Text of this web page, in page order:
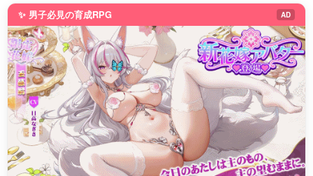
✨ 男子必見の育成RPG AD